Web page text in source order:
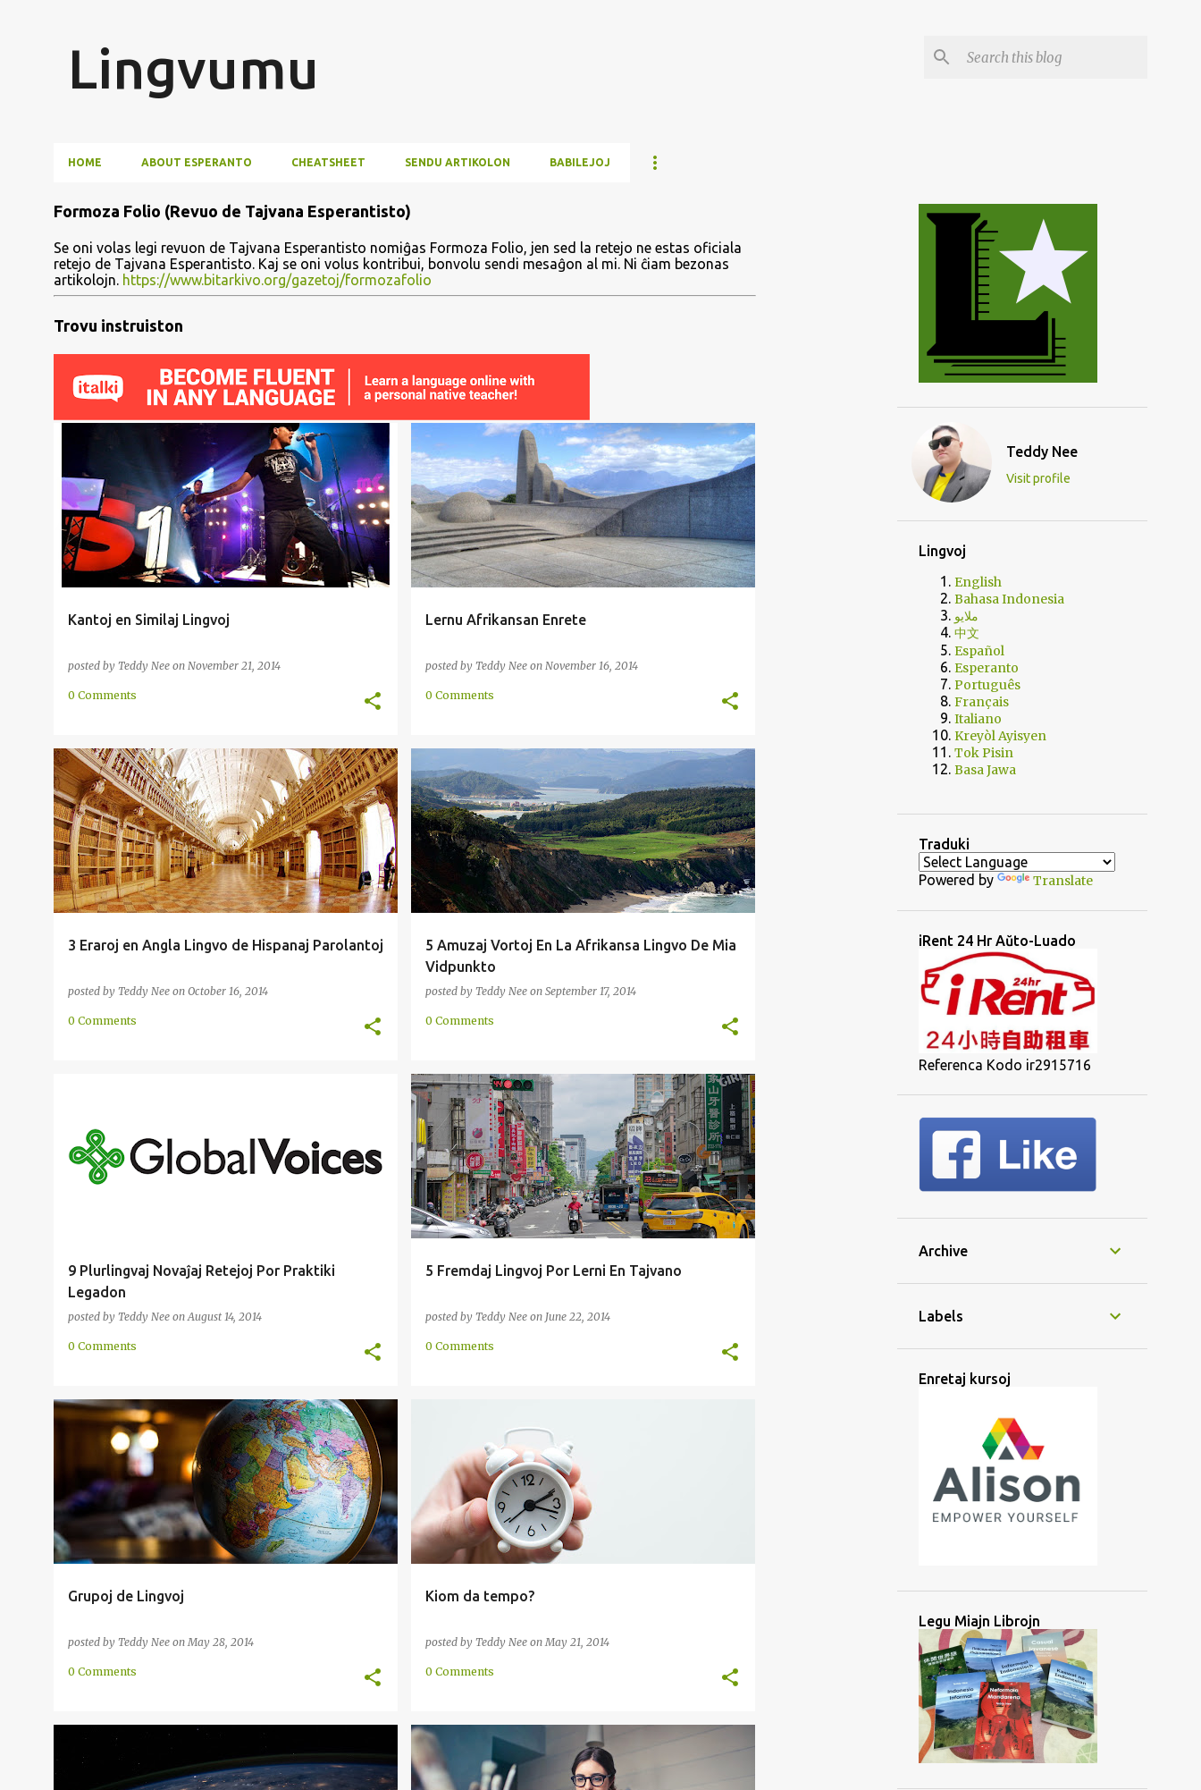
Lingvumu
HOME ABOUT ESPERANTO CHEATSHEET SENDU ARTIKOLON BABILEJOJ
P
o
s
t
Formoza Folio (Revuo de Tajvana Esperantisto)
Se oni volas legi revuon de Tajvana Esperantisto nomiĝas Formoza Folio, jen sed la retejo ne estas oficiala
retejo de Tajvana Esperantisto. Kaj se oni volus kontribui, bonvolu sendi mesaĝon al mi. Ni ĉiam bezonas
artikolojn. https://www.bitarkivo.org/gazetoj/formozafolio
Trovu instruiston
Kantoj en Similaj Lingvoj
posted by Teddy Nee on November 21, 2014
ESPERANTA HISPANA
KULTURO +
NEDERLANDA
0 Comments
Lernu Afrikansan Enrete
posted by Teddy Nee on November 16, 2014
ANGLA ENRETA INTERPAROLADO
+
NEDERLANDA
0 Comments
3 Eraroj en Angla Lingvo de Hispanaj Parolantoj
posted by Teddy Nee on October 16, 2014
ANGLA EŬROPO HISPANA METODO RAKONTO
0 Comments
5 Amuzaj Vortoj En La Afrikansa Lingvo De Mia
Vidpunkto
posted by Teddy Nee on September 17, 2014
AFRIKA AFRIKANSA ENKONDUKO
VORTPROVIZO
0 Comments
9 Plurlingvaj Novaĵaj Retejoj Por Praktiki
Legadon
posted by Teddy Nee onAugust 14, 2014
0 Comments
5 Fremdaj Lingvoj Por Lerni En Tajvano
posted by Teddy Nee on June 22, 2014
BIRMA ENKONDUKO INDONEZIA
MOTIVADO TAGALOGA +
TAJLANDA
0 Comments
Grupoj de Lingvoj
posted by Teddy Nee onMay 28, 2014
INTERNACIA METODO RAKONTO
0 Comments
Kiom da tempo?
posted by Teddy Nee onMay 21, 2014
INTERNACIA
0 Comments
BEZONO INTERNACIA LINGVO
+
TUTMONDIGO
ARTEFARITA ĈINA ENRETA
EŬROPO FRANCA GERMANA
Teddy Nee
Visit profile
Lingvoj
English
Bahasa Indonesia
ملايو
中文
Español
Esperanto
Português
Français
Italiano
Kreyòl Ayisyen
Tok Pisin
Basa Jawa
Traduki
Powered by Translate
iRent 24 Hr Aŭto-Luado
Referenca Kodo ir2915716
Archive
Labels
Enretaj kursoj
Legu Miajn Librojn